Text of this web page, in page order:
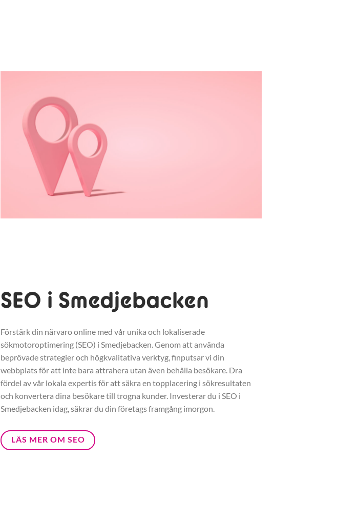
SEO i Smedjebacken
Förstärk din närvaro online med vår unika och lokaliserade
sökmotoroptimering (SEO) i Smedjebacken. Genom att använda
beprövade strategier och högkvalitativa verktyg, finputsar vi din
webbplats för att inte bara attrahera utan även behålla besökare. Dra
fördel av vår lokala expertis för att säkra en topplacering i sökresultaten
och konvertera dina besökare till trogna kunder. Investerar du i SEO i
Smedjebacken idag, säkrar du din företags framgång imorgon.
LÄS MER OM SEO